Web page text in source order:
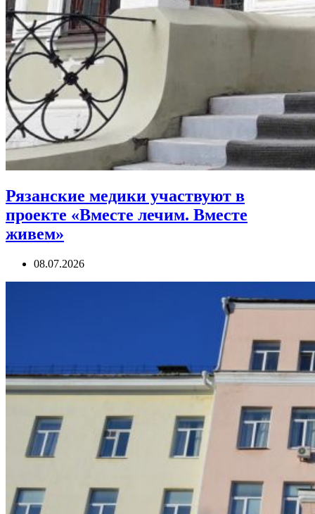
Рязанские медики участвуют в
проекте «Вместе лечим. Вместе
живем»
08.07.2026